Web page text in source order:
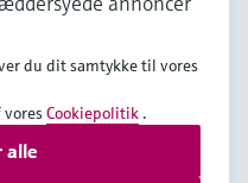
Services AG
du dit samtykke til vores
Cookiepolitik .
alle